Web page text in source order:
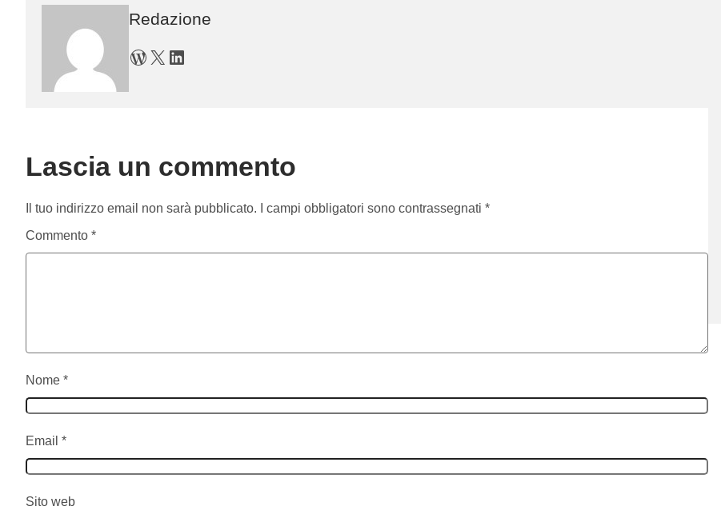
Redazione
WordPress X LinkedIn
Lascia un commento
Il tuo indirizzo email non sarà pubblicato. I campi obbligatori sono contrassegnati *
Commento *
Nome *
Email *
Sito web